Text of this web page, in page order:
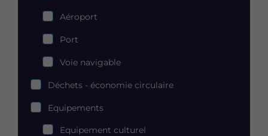
Aéroport
Port
Voie navigable
Déchets - économie circulaire
Equipements
Equipements
Equipement culturel